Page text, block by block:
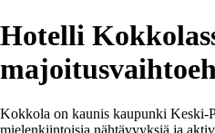
Hotelli
Kokkola on kaunis kaupunki Keski-
mielenkiintoisia nähtävyyksiä ja